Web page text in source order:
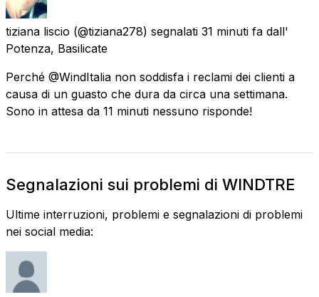
tiziana liscio (@tiziana278) segnalati 31 minuti fa dall'
Potenza, Basilicate
Perché @WindItalia non soddisfa i reclami dei clienti a
causa di un guasto che dura da circa una settimana.
Sono in attesa da 11 minuti nessuno risponde!
Segnalazioni sui problemi di WINDTRE
Ultime interruzioni, problemi e segnalazioni di problemi
nei social media: